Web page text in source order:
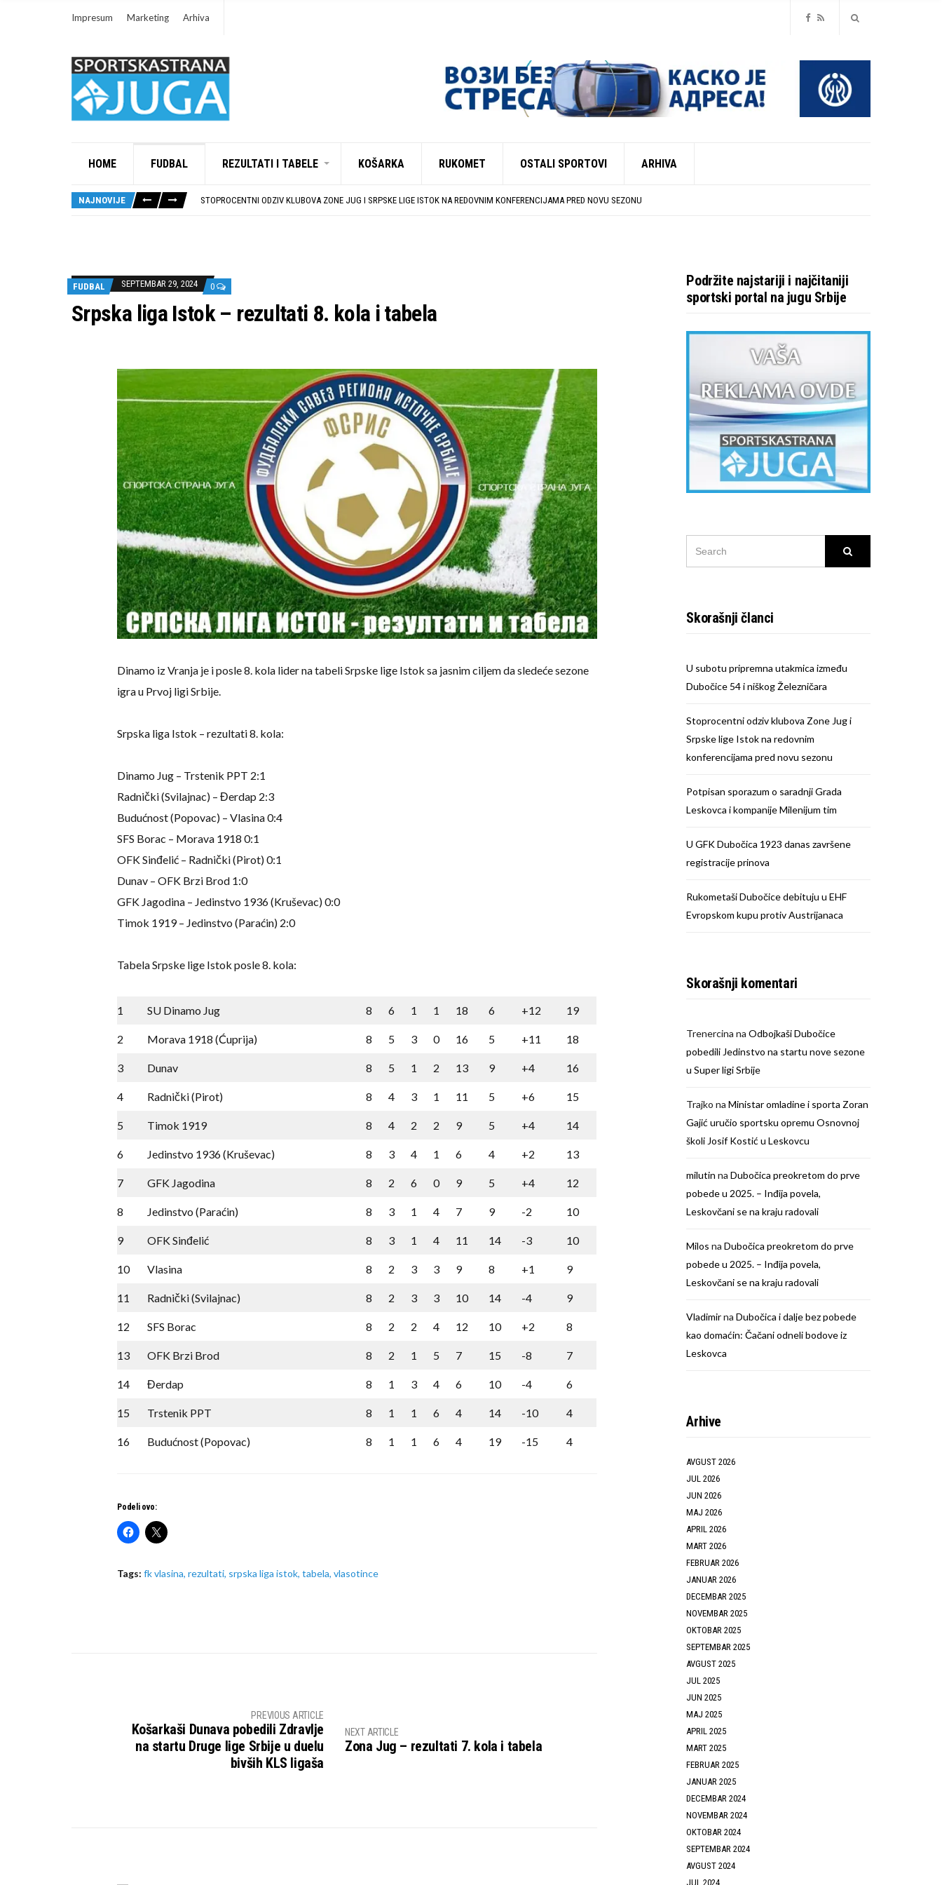
Impresum Marketing Arhiva
HOME FUDBAL REZULTATI I TABELE KOŠARKA RUKOMET OSTALI SPORTOVI ARHIVA
NAJNOVIJE
STOPROCENTNI ODZIV KLUBOVA ZONE JUG I SRPSKE LIGE ISTOK NA REDOVNIM KONFERENCIJAMA PRED NOVU SEZONU
FUDBAL SEPTEMBAR 29, 2024 0
Srpska liga Istok – rezultati 8. kola i tabela
Dinamo iz Vranja je i posle 8. kola lider na tabeli Srpske lige Istok sa jasnim ciljem da sledeće sezone
igra u Prvoj ligi Srbije.
Srpska liga Istok – rezultati 8. kola:
Dinamo Jug – Trstenik PPT 2:1
Radnički (Svilajnac) – Đerdap 2:3
Budućnost (Popovac) – Vlasina 0:4
SFS Borac – Morava 1918 0:1
OFK Sinđelić – Radnički (Pirot) 0:1
Dunav – OFK Brzi Brod 1:0
GFK Jagodina – Jedinstvo 1936 (Kruševac) 0:0
Timok 1919 – Jedinstvo (Paraćin) 2:0
Tabela Srpske lige Istok posle 8. kola:
1 SU Dinamo Jug 8 6 1 1 18 6 +12 19
2 Morava 1918 (Ćuprija) 8 5 3 0 16 5 +11 18
3 Dunav 8 5 1 2 13 9 +4 16
4 Radnički (Pirot) 8 4 3 1 11 5 +6 15
5 Timok 1919 8 4 2 2 9 5 +4 14
6 Jedinstvo 1936 (Kruševac) 8 3 4 1 6 4 +2 13
7 GFK Jagodina 8 2 6 0 9 5 +4 12
8 Jedinstvo (Paraćin) 8 3 1 4 7 9 -2 10
9 OFK Sinđelić 8 3 1 4 11 14 -3 10
10 Vlasina 8 2 3 3 9 8 +1 9
11 Radnički (Svilajnac) 8 2 3 3 10 14 -4 9
12 SFS Borac 8 2 2 4 12 10 +2 8
13 OFK Brzi Brod 8 2 1 5 7 15 -8 7
14 Đerdap 8 1 3 4 6 10 -4 6
15 Trstenik PPT 8 1 1 6 4 14 -10 4
16 Budućnost (Popovac) 8 1 1 6 4 19 -15 4
Podeli ovo:
Tags: fk vlasina, rezultati, srpska liga istok, tabela, vlasotince
PREVIOUS ARTICLE
Košarkaši Dunava pobedili Zdravlje
na startu Druge lige Srbije u duelu
bivših KLS ligaša
NEXT ARTICLE
Zona Jug – rezultati 7. kola i tabela
Podržite najstariji i najčitaniji
sportski portal na jugu Srbije
Skorašnji članci
U subotu pripremna utakmica između
Dubočice 54 i niškog Železničara
Stoprocentni odziv klubova Zone Jug i
Srpske lige Istok na redovnim
konferencijama pred novu sezonu
Potpisan sporazum o saradnji Grada
Leskovca i kompanije Milenijum tim
U GFK Dubočica 1923 danas završene
registracije prinova
Rukometaši Dubočice debituju u EHF
Evropskom kupu protiv Austrijanaca
Skorašnji komentari
Trenercina naOdbojkaši Dubočice
pobedili Jedinstvo na startu nove sezone
u Super ligi Srbije
Trajko naMinistar omladine i sporta Zoran
Gajić uručio sportsku opremu Osnovnoj
školi Josif Kostić u Leskovcu
milutin naDubočica preokretom do prve
pobede u 2025. – Inđija povela,
Leskovčani se na kraju radovali
Milos naDubočica preokretom do prve
pobede u 2025. – Inđija povela,
Leskovčani se na kraju radovali
VladimirnaDubočica i dalje bez pobede
kao domaćin: Čačani odneli bodove iz
Leskovca
Arhive
AVGUST 2026
JUL 2026
JUN 2026
MAJ 2026
APRIL 2026
MART 2026
FEBRUAR 2026
JANUAR 2026
DECEMBAR 2025
NOVEMBAR 2025
OKTOBAR 2025
SEPTEMBAR 2025
AVGUST 2025
JUL 2025
JUN 2025
MAJ 2025
APRIL 2025
MART 2025
FEBRUAR 2025
JANUAR 2025
DECEMBAR 2024
NOVEMBAR 2024
OKTOBAR 2024
SEPTEMBAR 2024
AVGUST 2024
JUL 2024